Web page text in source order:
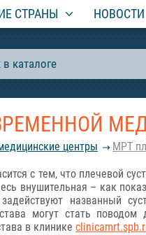
СТРАНЫ НОВОСТИ
центры МРТ
с тем, что плечевой
внушительная – как
названный
могут стать
в клинике